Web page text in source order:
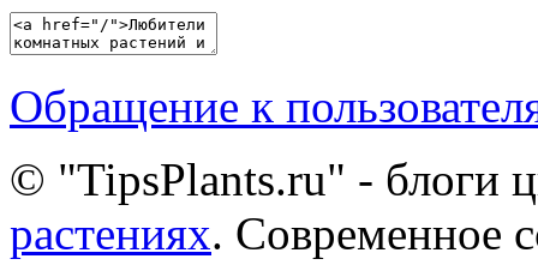
Обращение к
© "TipsPlants.ru" - блоги
растениях. Современное